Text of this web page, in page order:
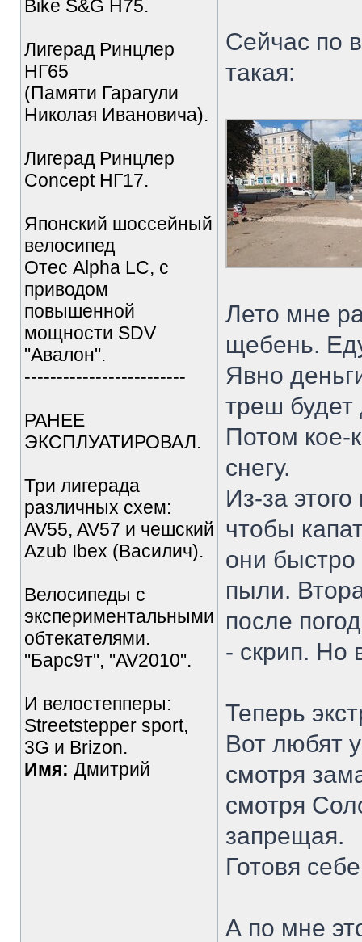
Bike S&G Н75.
Лигерад Ринцлер
НГ65
(Памяти Гарагули
Николая Ивановича).
Лигерад Ринцлер
Concept НГ17.
Японский шоссейный
велосипед
Отес Alpha LC, с
приводом
повышенной
мощности SDV
"Авалон".
-------------------------
РАНЕЕ
ЭКСПЛУАТИРОВАЛ.
Три лигерада
различных схем:
AV55, AV57 и чешский
Azub Ibex (Василич).
Велосипеды с
экспериментальными
обтекателями.
"Барс9т", "AV2010".
И велостепперы:
Streetstepper sport,
3G и Brizon.
Имя: Дмитрий
Сейчас по
такая:
Лето мне
щебень.
Явно
треш будет
Потом кое-
снегу.
Из-за
чтобы
они быстро
пыли.
после
- скрип. Но
Теперь
Вот любят
смотря
смотря
запрещая.
Готовя
А по мне